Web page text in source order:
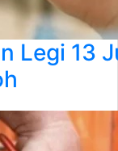
Legi 13